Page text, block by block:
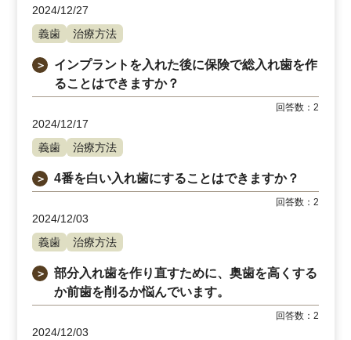
2024/12/27
義歯
治療方法
＞
インプラントを入れた後に保険で総入れ歯を作
ることはできますか？
回答数：2
2024/12/17
義歯
治療方法
＞ 4番を白い入れ歯にすることはできますか？
回答数：2
2024/12/03
義歯
治療方法
＞
部分入れ歯を作り直すために、奥歯を高くする
か前歯を削るか悩んでいます。
回答数：2
2024/12/03